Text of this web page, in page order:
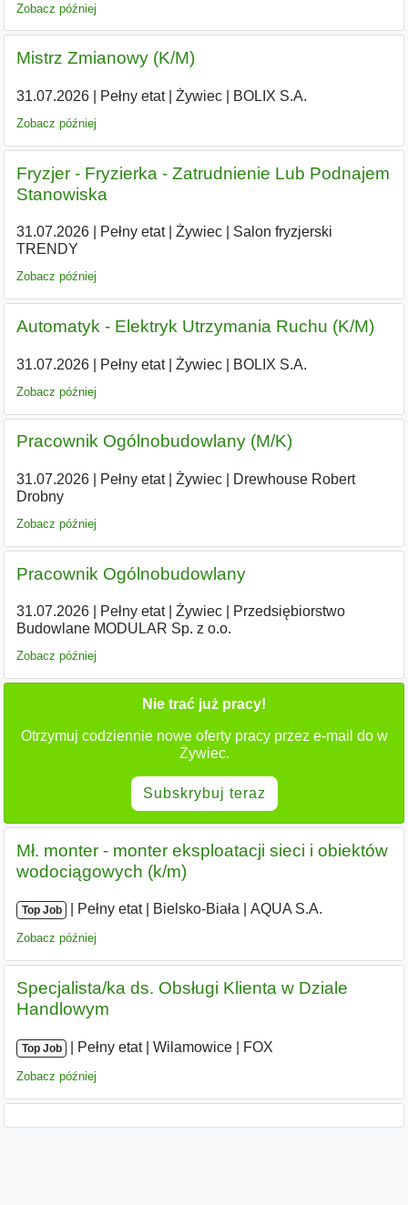
Zobacz później
Mistrz Zmianowy (K/M)
31.07.2026| Pełny etat| Żywiec| BOLIX S.A.
Zobacz później
Fryzjer - Fryzierka - Zatrudnienie Lub Podnajem
Stanowiska
31.07.2026| Pełny etat| Żywiec|
Salon fryzjerski
TRENDY
Zobacz później
Automatyk - Elektryk Utrzymania Ruchu (K/M)
31.07.2026| Pełny etat| Żywiec| BOLIX S.A.
Zobacz później
Pracownik Ogólnobudowlany (M/K)
31.07.2026| Pełny etat| Żywiec|
Drewhouse Robert
Drobny
Zobacz później
Pracownik Ogólnobudowlany
31.07.2026| Pełny etat| Żywiec|
Przedsiębiorstwo
Budowlane MODULAR Sp. z o.o.
Zobacz później
Nie trać już pracy!
Otrzymuj codziennie nowe oferty pracy przez e-mail do w
Żywiec.
Subskrybuj teraz
Mł. monter - monter eksploatacji sieci i obiektów
wodociągowych (k/m)
Top Job Pełny etat| Bielsko-Biała AQUA S.A.
Zobacz później
Specjalista/ka ds. Obsługi Klienta w Dziale
Handlowym
Top Job Pełny etat| Wilamowice FOX
Zobacz później